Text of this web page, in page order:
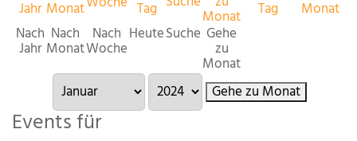
Nach
Jahr
Nach
Monat
Nach
Woche
HeuteSuche Gehe
zu
Monat
Gehe zu Monat
Events für